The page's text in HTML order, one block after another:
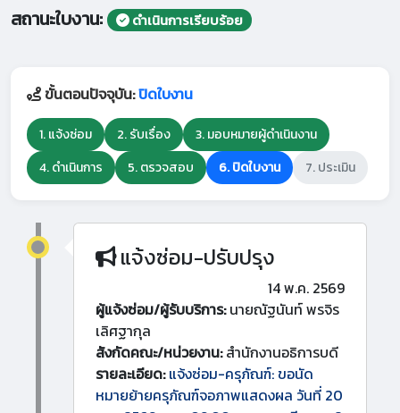
สถานะใบงาน:
ดำเนินการเรียบร้อย
ขั้นตอนปัจจุบัน:ปิดใบงาน
1. แจ้งซ่อม 2. รับเรื่อง
3. มอบหมายผู้ดำเนินงาน
4. ดำเนินการ
5. ตรวจสอบ 6. ปิดใบงาน 7. ประเมิน
แจ้งซ่อม-ปรับปรุง
14 พ.ค. 2569
ผู้แจ้งซ่อม/ผู้รับบริการ:นายณัฐนันท์ พรจิร
เลิศฐากุล
สังกัดคณะ/หน่วยงาน:สำนักงานอธิการบดี
รายละเอียด: แจ้งซ่อม-ครุภัณฑ์: ขอนัด
หมายย้ายครุภัณฑ์จอภาพแสดงผล วันที่ 20